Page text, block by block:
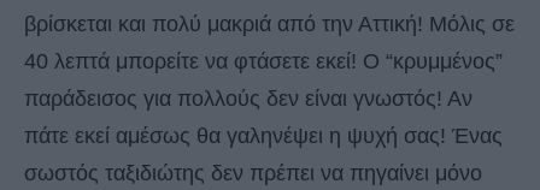
βρίσκεται και πολύ μακριά από την Αττική! Μόλις σε
40 λεπτά μπορείτε να φτάσετε εκεί! Ο “κρυμμένος”
παράδεισος για πολλούς δεν είναι γνωστός! Αν
πάτε εκεί αμέσως θα γαληνέψει η ψυχή σας! Ένας
σωστός ταξιδιώτης δεν πρέπει να πηγαίνει μόνο